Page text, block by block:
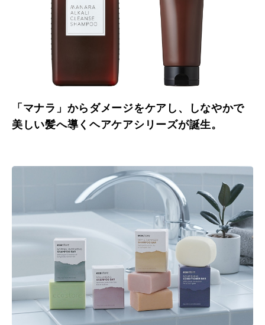
「マナラ」からダメージをケアし、しなやかで
美しい髪へ導くヘアケアシリーズが誕生。